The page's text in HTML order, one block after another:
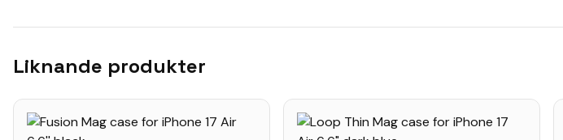
Liknande produkter